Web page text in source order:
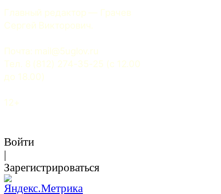
Главный редактор — Грачев
Сергей Викторович.
Почта: mail@5uglov.ru
Тел. 8 (812) 274-35-25 (c 12.00
до 18.00)
12+
Войти
|
Зарегистрироваться